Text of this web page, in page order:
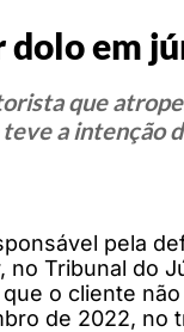
dolo em
que
a intenção
pela
Tribunal do
o cliente
de 2022,